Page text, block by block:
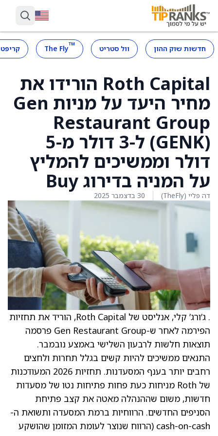
חדשות שוק ההון וול סטריט ™
The Fly
Roth Capital הורידו את
מחיר היעד על מניות Gen
Restaurant Group
(GENK) ל-3 דולר מ-5
דולר וממשיכים להמליץ
על המניה בדירוג Buy
דה פליי (TheFly) 30 בדצמבר 2025
. ג’ורג’ קלי, אנליסט של Roth Capital, הוריד את תחזיות
הפירמה לאחר ש-Gen Restaurant Group פרסמה
תוצאות חלשות לרבעון השלישי באמצע נובמבר.
התנאים ממשיכים להיות קשים בגלל תחרות ולחצים
רחבים יותר בענף המסעדנות. תחזיות 2026 המעודכנות
של Roth מניחות כעת פחות פתיחות נטו של מסעדות
חדשות, משום שההנהלה מאטה את קצב פתיחת
הסניפים החדשים. הרווחיות ברמת המסעדה ותשואת ה-
cash-on-cash (הרווח שנוצר לעומת המזומן שהושקע